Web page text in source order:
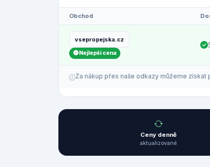
Obchod
vsepropejska.cz
Nejlepší cena
Za nákup přes naše odkazy můžeme
Ceny denně
aktualizované